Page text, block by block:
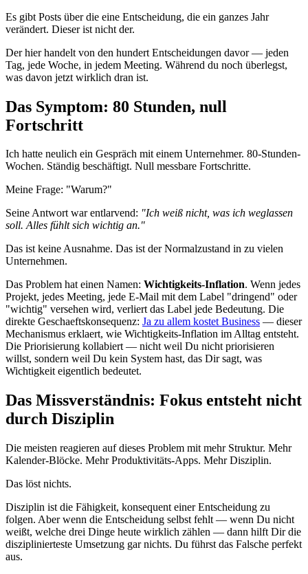
Es gibt Posts über die eine Entscheidung, die ein ganzes Jahr
verändert. Dieser ist nicht der.
Der hier handelt von den hundert Entscheidungen davor — jeden
Tag, jede Woche, in jedem Meeting. Während du noch überlegst,
was davon jetzt wirklich dran ist.
Das Symptom: 80 Stunden, null
Fortschritt
Ich hatte neulich ein Gespräch mit einem Unternehmer. 80-Stunden-
Wochen. Ständig beschäftigt. Null messbare Fortschritte.
Meine Frage: "Warum?"
Seine Antwort war entlarvend: "Ich weiß nicht, was ich weglassen
soll. Alles fühlt sich wichtig an."
Das ist keine Ausnahme. Das ist der Normalzustand in zu vielen
Unternehmen.
Das Problem hat einen Namen: Wichtigkeits-Inflation. Wenn jedes
Projekt, jedes Meeting, jede E-Mail mit dem Label "dringend" oder
"wichtig" versehen wird, verliert das Label jede Bedeutung. Die
direkte Geschaeftskonsequenz: Ja zu allem kostet Business — dieser
Mechanismus erklaert, wie Wichtigkeits-Inflation im Alltag entsteht.
Die Priorisierung kollabiert — nicht weil Du nicht priorisieren
willst, sondern weil Du kein System hast, das Dir sagt, was
Wichtigkeit eigentlich bedeutet.
Das Missverständnis: Fokus entsteht nicht
durch Disziplin
Die meisten reagieren auf dieses Problem mit mehr Struktur. Mehr
Kalender-Blöcke. Mehr Produktivitäts-Apps. Mehr Disziplin.
Das löst nichts.
Disziplin ist die Fähigkeit, konsequent einer Entscheidung zu
folgen. Aber wenn die Entscheidung selbst fehlt — wenn Du nicht
weißt, welche drei Dinge heute wirklich zählen — dann hilft Dir die
disziplinierteste Umsetzung gar nichts. Du führst das Falsche perfekt
aus.